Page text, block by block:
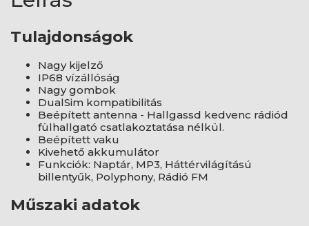
Tulajdonságok
Nagy kijelző
IP68 vízállóság
Nagy gombok
DualSim kompatibilitás
Beépített antenna - Hallgassd kedvenc rádiód
fülhallgató csatlakoztatása nélkül.
Beépített vaku
Kivehető akkumulátor
Funkciók: Naptár, MP3, Háttérvilágítású
billentyűk, Polyphony, Rádió FM
Műszaki adatok